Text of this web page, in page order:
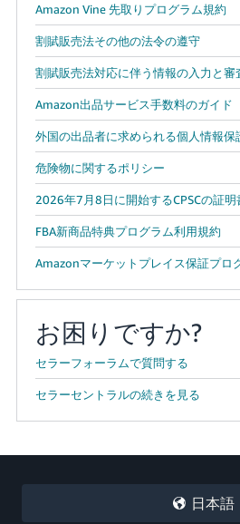
Amazon Vine 先取りプログラム規約
割賦販売法その他の法令の遵守
割賦販売法対応に伴う情報の入力と審
Amazon出品サービス手数料のガイド
外国の出品者に求められる個人情報保
危険物に関するポリシー
2026年7月8日に開始するCPSCの証
FBA新商品特典プログラム利用規約
Amazonマーケットプレイス保証プロ
お困りですか?
セラーフォーラムで質問する
セラーセントラルの続きを見る
日本語